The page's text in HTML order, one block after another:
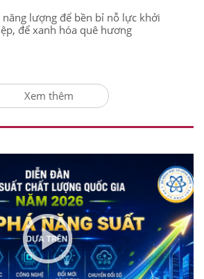
năng lượng để bền bỉ nỗ lực khởi
để xanh hóa quê hương
Xem thêm